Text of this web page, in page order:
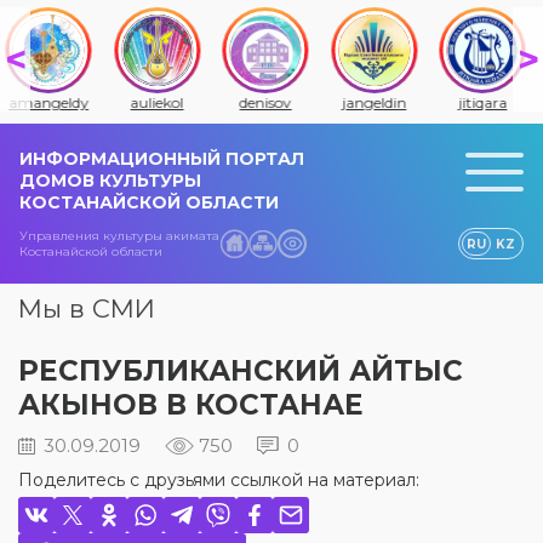
amangeldy auliekol denisov jangeldin jitiqara
ИНФОРМАЦИОННЫЙ ПОРТАЛ
ДОМОВ КУЛЬТУРЫ
КОСТАНАЙСКОЙ ОБЛАСТИ
Управления культуры акимата
Костанайской области
RU KZ
Мы в СМИ
РЕСПУБЛИКАНСКИЙ АЙТЫС
АКЫНОВ В КОСТАНАЕ
30.09.2019 750 0
Поделитесь с друзьями ссылкой на материал: